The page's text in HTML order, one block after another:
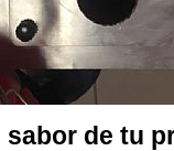
sabor de tu